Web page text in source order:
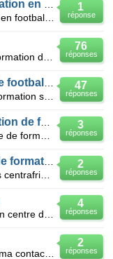
1
réponse
76
réponses
47
réponses
3
réponses
A la recherche d'un centre de formation de foot
2
réponses
4
réponses
2
réponses